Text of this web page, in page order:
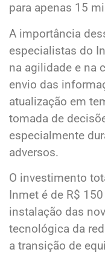
para apenas 15
A importância
especialistas do
na agilidade e na
envio das
atualização em
tomada de
especialmente
adversos.
O investimento
Inmet é de R$
instalação das
tecnológica da
a transição de